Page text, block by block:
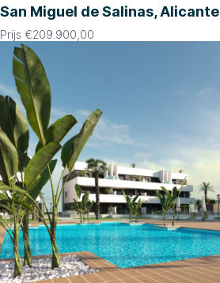
San Miguel de Salinas, Alicante
Prijs €209.900,00